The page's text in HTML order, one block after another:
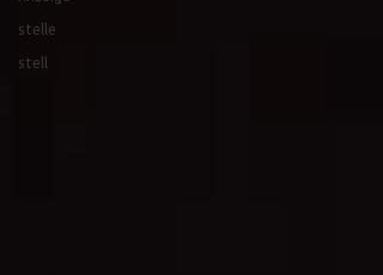
stelle
stell